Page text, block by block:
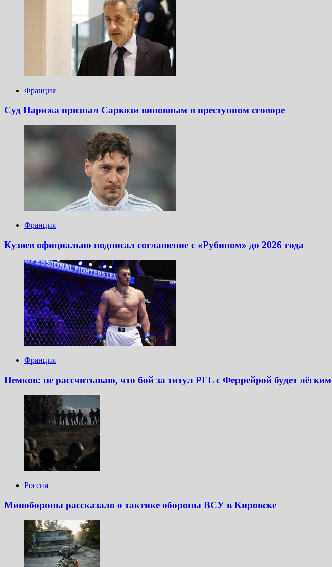
Франция
Суд Парижа признал Саркози виновным в преступном сговоре
Франция
Кузяев официально подписал соглашение с «Рубином» до 2026 года
Франция
Немков: не рассчитываю, что бой за титул PFL с Феррейрой будет лёгким
Россия
Минобороны рассказало о тактике обороны ВСУ в Кировске